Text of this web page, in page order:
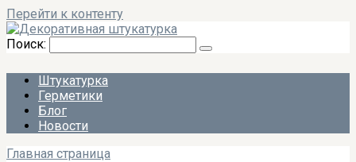
Перейти к контенту
Поиск:
Штукатурка
Герметики
Блог
Новости
Главная страница